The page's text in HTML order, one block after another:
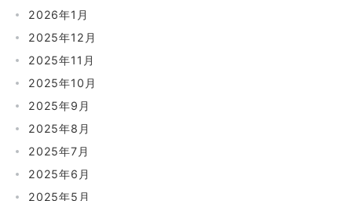
2026年1月
2025年12月
2025年11月
2025年10月
2025年9月
2025年8月
2025年7月
2025年6月
2025年5月